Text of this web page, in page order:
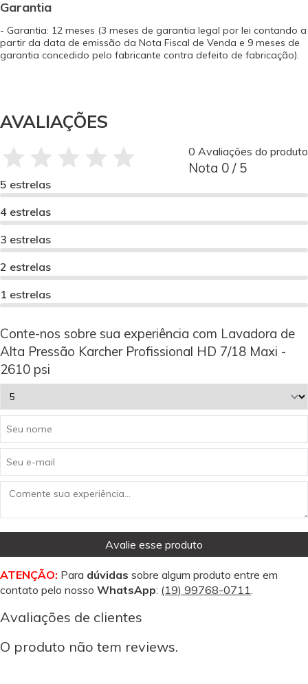
Garantia
- Garantia: 12 meses (3 meses de garantia legal por lei contando a
partir da data de emissão da Nota Fiscal de Venda e 9 meses de
garantia concedido pelo fabricante contra defeito de fabricação).
AVALIAÇÕES
0 Avaliações do produto
Nota 0 / 5
5 estrelas
4 estrelas
3 estrelas
2 estrelas
1 estrelas
Conte-nos sobre sua experiência com Lavadora de
Alta Pressão Karcher Profissional HD 7/18 Maxi -
2610 psi
Avalie esse produto
ATENÇÃO: Para dúvidas sobre algum produto entre em
contato pelo nosso WhatsApp: (19) 99768-0711
Avaliações de clientes
O produto não tem reviews.